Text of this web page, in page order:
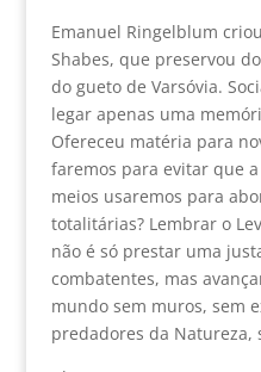
Emanuel Ringelblum
Shabes, que preservou
do gueto de Varsóvia.
legar apenas uma
Ofereceu matéria para
faremos para evitar que
meios usaremos para
totalitárias? Lembrar o
não é só prestar uma
combatentes, mas
mundo sem muros, sem
predadores da Natureza,